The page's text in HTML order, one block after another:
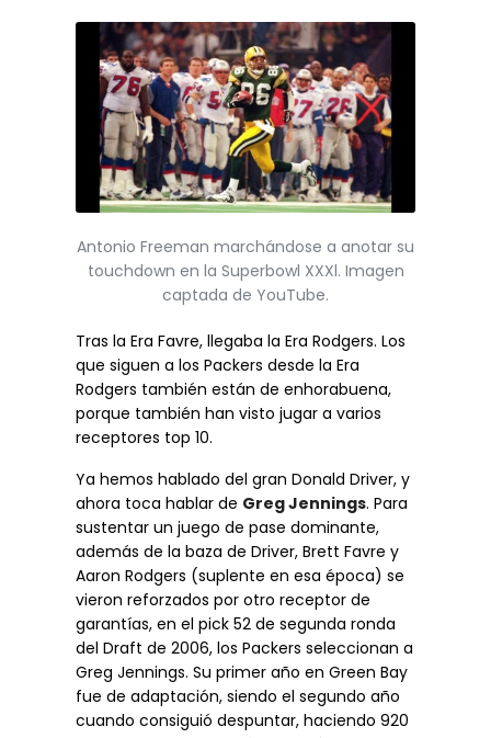
Antonio Freeman marchándose a anotar su
touchdown en la Superbowl XXXl. Imagen
captada de YouTube.
Tras la Era Favre, llegaba la Era Rodgers. Los
que siguen a los Packers desde la Era
Rodgers también están de enhorabuena,
porque también han visto jugar a varios
receptores top 10.
Ya hemos hablado del gran Donald Driver, y
ahora toca hablar de Greg Jennings. Para
sustentar un juego de pase dominante,
además de la baza de Driver, Brett Favre y
Aaron Rodgers (suplente en esa época) se
vieron reforzados por otro receptor de
garantías, en el pick 52 de segunda ronda
del Draft de 2006, los Packers seleccionan a
Greg Jennings. Su primer año en Green Bay
fue de adaptación, siendo el segundo año
cuando consiguió despuntar, haciendo 920